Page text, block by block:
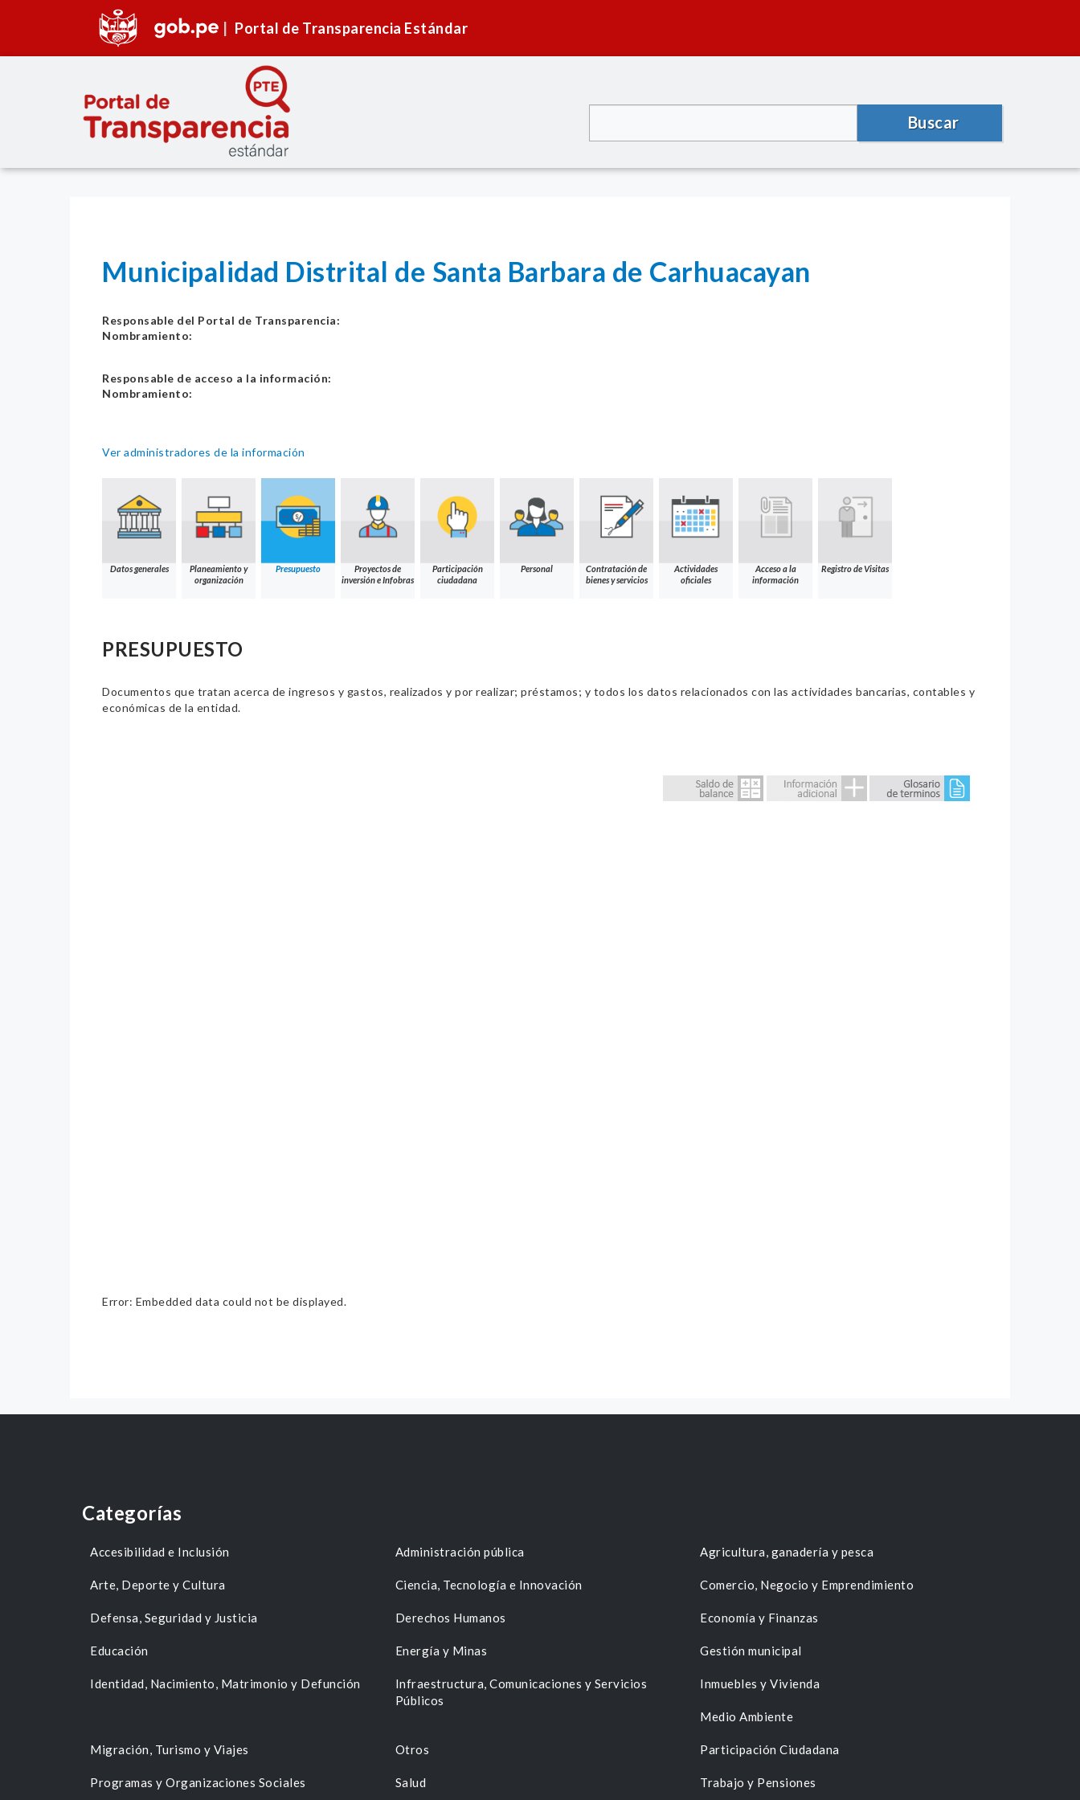
Portal de Transparencia Estándar
Buscar
Municipalidad Distrital de Santa Barbara de Carhuacayan
Responsable del Portal de Transparencia:
Nombramiento:
Responsable de acceso a la información:
Nombramiento:
Ver administradores de la información
Datos generales
Planeamiento y
organización
Presupuesto
Proyectos de
inversión e Infobras
Participación
ciudadana
Personal
Contratación de
bienes y servicios
Actividades
oficiales
Acceso a la
información
Registro de Visitas
PRESUPUESTO
Documentos que tratan acerca de ingresos y gastos, realizados y por realizar; préstamos; y todos los datos relacionados con las actividades bancarias, contables y
económicas de la entidad.
Error: Embedded data could not be displayed.
Categorías
Accesibilidad e Inclusión Administración pública Agricultura, ganadería y pesca
Arte, Deporte y Cultura Ciencia, Tecnología e Innovación Comercio, Negocio y Emprendimiento
Defensa, Seguridad y Justicia Derechos Humanos Economía y Finanzas
Educación Energía y Minas Gestión municipal
Identidad, Nacimiento, Matrimonio y Defunción
Infraestructura, Comunicaciones y Servicios
Públicos
Inmuebles y Vivienda
Medio Ambiente
Migración, Turismo y Viajes Otros Participación Ciudadana
Programas y Organizaciones Sociales Salud Trabajo y Pensiones